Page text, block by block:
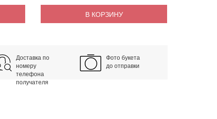
В КОРЗИНУ
Доставка по
номеру
телефона
получателя
Фото букета
до отправки